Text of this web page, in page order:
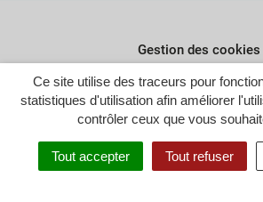
Ce site utilise des traceurs pour
statistiques d'utilisation afin améliorer
contrôler ceux que vous
Tout accepter Tout refuser
Gestion des cookies
Plan du site
Politique de
Crédits